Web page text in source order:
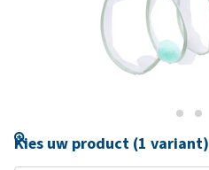
Kies uw product (1 variant)